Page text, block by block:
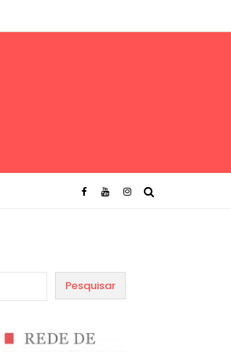
Pesquisar